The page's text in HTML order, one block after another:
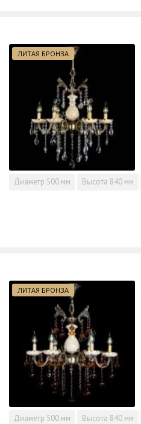
ЛИТАЯ БРОНЗА
Диаметр 500 мм Высота 840 мм
ЛИТАЯ БРОНЗА
Диаметр 500 мм Высота 840 мм